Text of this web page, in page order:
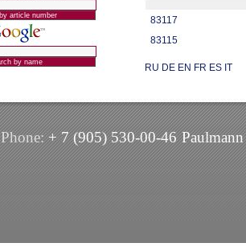
83117
83115
RU DE EN FR ES IT
Phone:+ 7 (905) 530-00-46 Paulmann